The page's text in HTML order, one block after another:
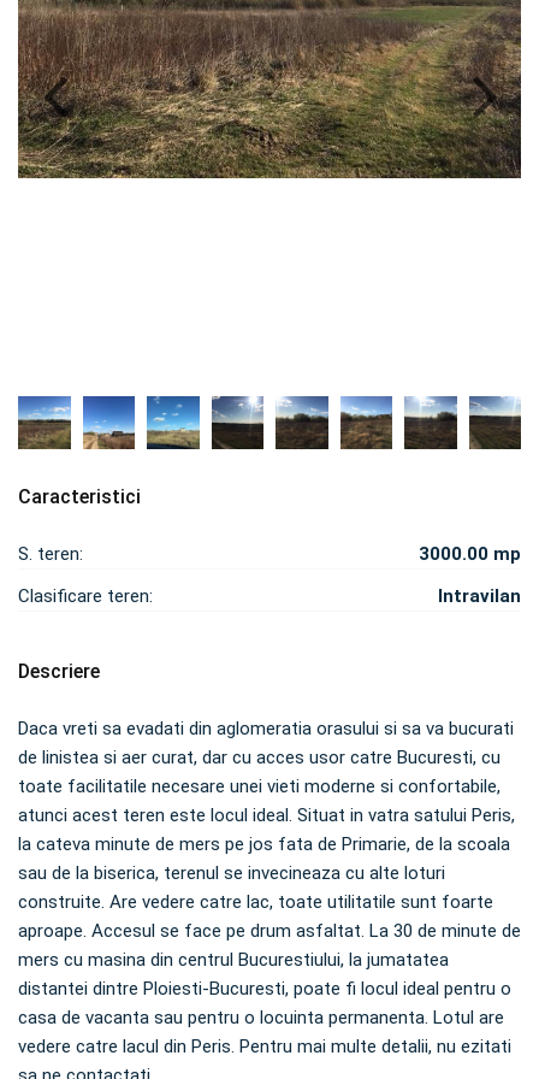
Caracteristici
S. teren:
3000.00 mp
Clasificare teren:
Intravilan
Descriere
Daca vreti sa evadati din aglomeratia orasului si sa va bucurati
de linistea si aer curat, dar cu acces usor catre Bucuresti, cu
toate facilitatile necesare unei vieti moderne si confortabile,
atunci acest teren este locul ideal. Situat in vatra satului Peris,
la cateva minute de mers pe jos fata de Primarie, de la scoala
sau de la biserica, terenul se invecineaza cu alte loturi
construite. Are vedere catre lac, toate utilitatile sunt foarte
aproape. Accesul se face pe drum asfaltat. La 30 de minute de
mers cu masina din centrul Bucurestiului, la jumatatea
distantei dintre Ploiesti-Bucuresti, poate fi locul ideal pentru o
casa de vacanta sau pentru o locuinta permanenta. Lotul are
vedere catre lacul din Peris. Pentru mai multe detalii, nu ezitati